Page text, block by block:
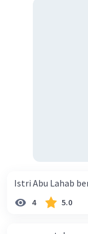
Istri Abu Lahab
4 5.0